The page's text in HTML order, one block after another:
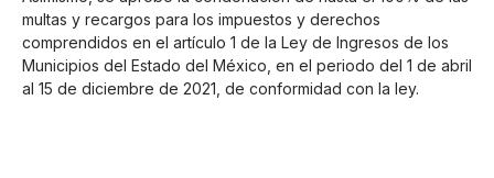
multas y recargos para los impuestos y derechos
comprendidos en el artículo 1 de la Ley de Ingresos de los
Municipios del Estado del México, en el periodo del 1 de abril
al 15 de diciembre de 2021, de conformidad con la ley.